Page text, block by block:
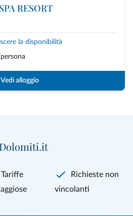
RESORT
la disponibilità
Vedi alloggio
Tariffe
Richieste non
vincolanti